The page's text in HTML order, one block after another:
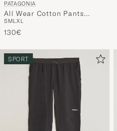
PATAGONIA
All Wear Cotton Pants
Weathered Stone
SMLXL
130€
SPORT